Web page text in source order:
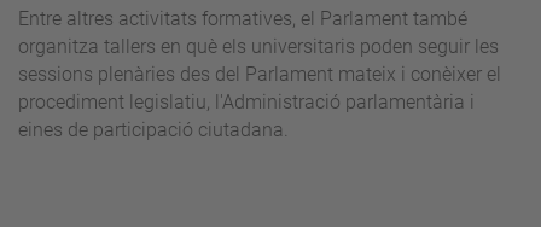
Entre altres activitats formatives, el Parlament també
organitza tallers en què els universitaris poden seguir les
sessions plenàries des del Parlament mateix i conèixer el
procediment legislatiu, l'Administració parlamentària i
eines de participació ciutadana.